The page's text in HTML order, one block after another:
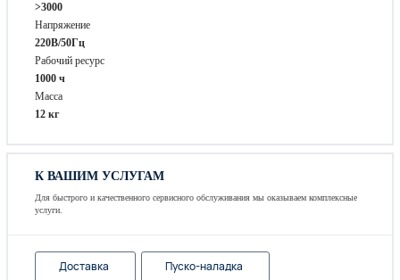
>3000
Напряжение
220В/50Гц
Рабочий ресурс
1000 ч
Масса
12 кг
К ВАШИМ УСЛУГАМ
Для быстрого и качественного сервисного обслуживания мы оказываем комплексные
услуги.
Доставка Пуско-наладка